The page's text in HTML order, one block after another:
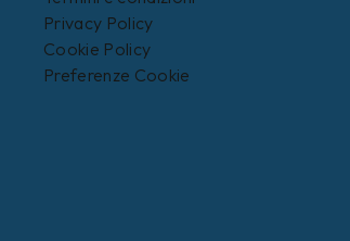
Privacy Policy
Cookie Policy
Preferenze Cookie